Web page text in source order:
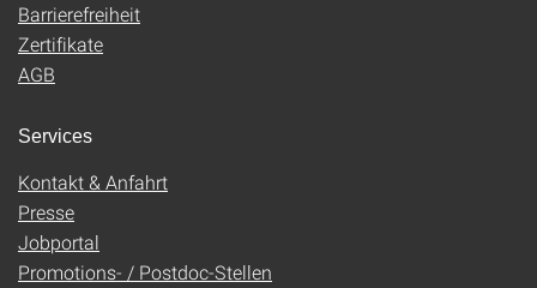
Barrierefreiheit
Zertifikate
AGB
Services
Kontakt & Anfahrt
Presse
Jobportal
Promotions- / Postdoc-Stellen